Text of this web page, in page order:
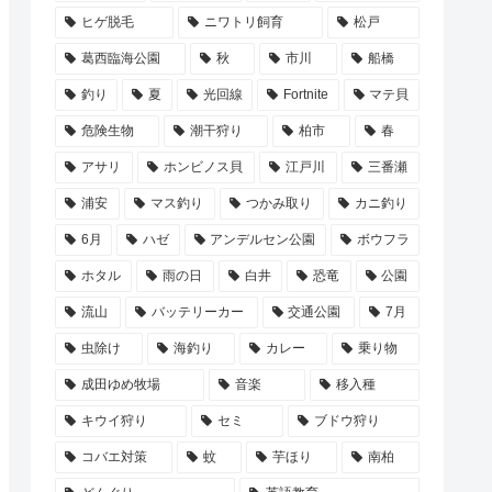
ヒゲ脱毛 ニワトリ飼育 松戸
葛西臨海公園 秋 市川 船橋
釣り 夏 光回線 Fortnite マテ貝
危険生物 潮干狩り 柏市 春
アサリ ホンビノス貝 江戸川 三番瀬
浦安 マス釣り つかみ取り カニ釣り
6月 ハゼ アンデルセン公園 ボウフラ
ホタル 雨の日 白井 恐竜 公園
流山 バッテリーカー 交通公園 7月
虫除け 海釣り カレー 乗り物
成田ゆめ牧場 音楽 移入種
キウイ狩り セミ ブドウ狩り
コバエ対策 蚊 芋ほり 南柏